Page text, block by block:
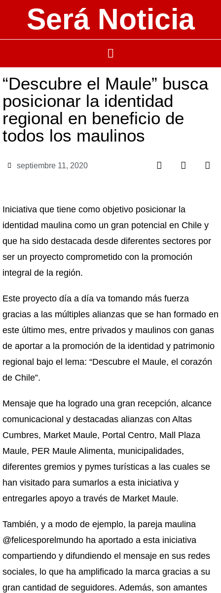
Será Noticia
“Descubre el Maule” busca
posicionar la identidad
regional en beneficio de
todos los maulinos
septiembre 11, 2020
Iniciativa que tiene como objetivo posicionar la
identidad maulina como un gran potencial en Chile y
que ha sido destacada desde diferentes sectores por
ser un proyecto comprometido con la promoción
integral de la región.
Este proyecto día a día va tomando más fuerza
gracias a las múltiples alianzas que se han formado en
este último mes, entre privados y maulinos con ganas
de aportar a la promoción de la identidad y patrimonio
regional bajo el lema: “Descubre el Maule, el corazón
de Chile”.
Mensaje que ha logrado una gran recepción, alcance
comunicacional y destacadas alianzas con Altas
Cumbres, Market Maule, Portal Centro, Mall Plaza
Maule, PER Maule Alimenta, municipalidades,
diferentes gremios y pymes turísticas a las cuales se
han visitado para sumarlos a esta iniciativa y
entregarles apoyo a través de Market Maule.
También, y a modo de ejemplo, la pareja maulina
@felicesporelmundo ha aportado a esta iniciativa
compartiendo y difundiendo el mensaje en sus redes
sociales, lo que ha amplificado la marca gracias a su
gran cantidad de seguidores. Además, son amantes